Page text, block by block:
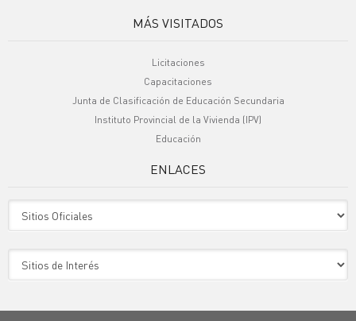
MÁS VISITADOS
Licitaciones
Capacitaciones
Junta de Clasificación de Educación Secundaria
Instituto Provincial de la Vivienda (IPV)
Educación
ENLACES